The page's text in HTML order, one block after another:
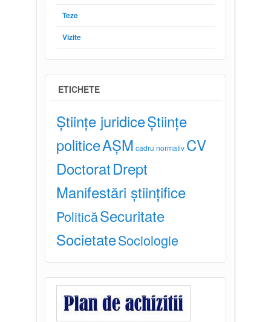
Teze
Vizite
ETICHETE
Științe juridiceȘtiințe
politiceAȘM cadru normativ CV
DoctoratDrept
Manifestări științifice
PoliticăSecuritate
SocietateSociologie